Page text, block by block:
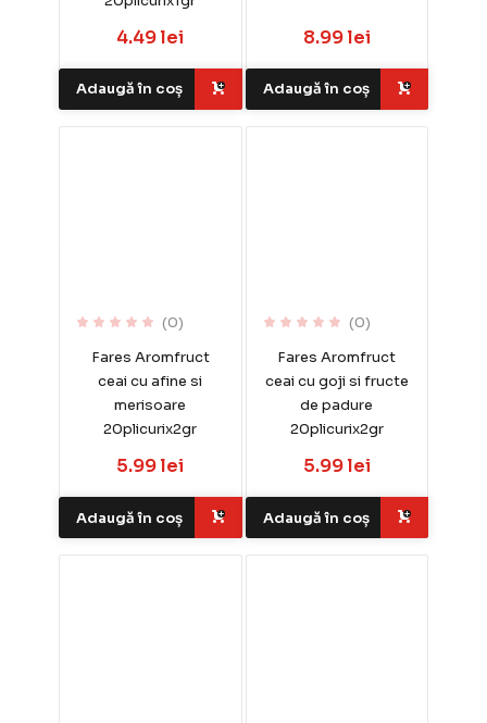
4.49 lei
Adaugă în coș
8.99 lei
Adaugă în coș
(0)
Fares Aromfruct
ceai cu afine si
merisoare
20plicurix2gr
5.99 lei
Adaugă în coș
(0)
Fares Aromfruct
ceai cu goji si fructe
de padure
20plicurix2gr
5.99 lei
Adaugă în coș